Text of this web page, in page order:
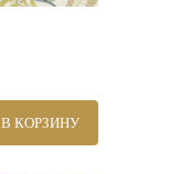
В КОРЗИНУ